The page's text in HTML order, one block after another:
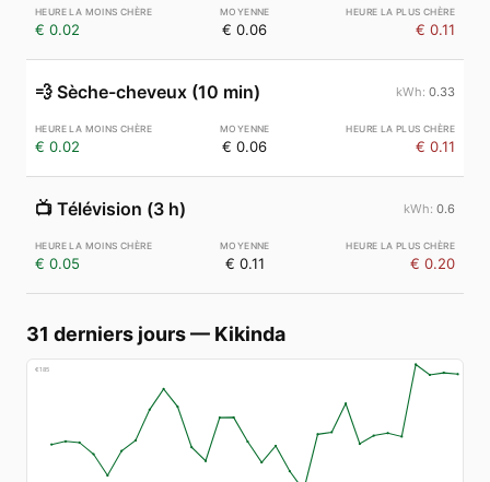
€ 0.02 € 0.06 € 0.11
💨 Sèche-cheveux (10 min) 0.33
€ 0.02 € 0.06 € 0.11
📺 Télévision (3 h) 0.6
€ 0.05 € 0.11 € 0.20
31 derniers jours— Kikinda
€185